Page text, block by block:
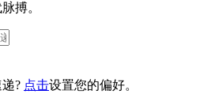
搏。
? 点击设置您的偏好。